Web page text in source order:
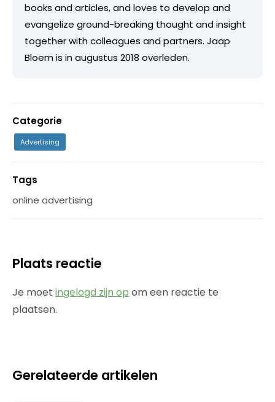
books and articles, and loves to develop and
evangelize ground-breaking thought and insight
together with colleagues and partners. Jaap
Bloem is in augustus 2018 overleden.
Categorie
Advertising
Tags
online advertising
Plaats reactie
Je moet ingelogd zijn op om een reactie te
plaatsen.
Gerelateerde artikelen